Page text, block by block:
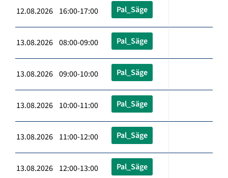
12.08.2026 16:00-17:00 Pal_Säge
13.08.2026 08:00-09:00 Pal_Säge
13.08.2026 09:00-10:00 Pal_Säge
13.08.2026 10:00-11:00 Pal_Säge
13.08.2026 11:00-12:00 Pal_Säge
13.08.2026 12:00-13:00 Pal_Säge